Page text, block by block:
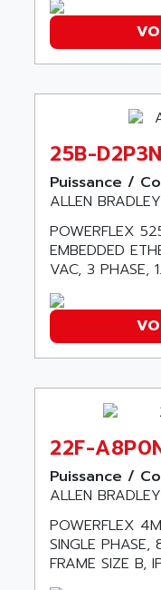
VT3000
VSPA1
LCA
SMART TOUCH
GP 70 SERIE
PROVIT
S4-S4C
FESTO
PCS095
REDIPANEL
MULTI-SERVO
PCS
RECTIVAR 4
AEROBAR
AEROSEC
AES
AEV
AFAG
AFDI
AFP PRODEL
AG
AGDE
AGE
AGETEM
AGI
AGILENT
AGILENT
AGILER
AGP
AGS
AGTATAC
25B-
Puissance /
ALLEN BRADLEY
POWERFLEX
EMBEDDED
VAC, 3 PHASE,
22F-
Puissance /
ALLEN BRADLEY
POWERFLEX
SINGLE
FRAME SIZE B,